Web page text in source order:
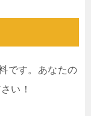
です。あなたの
い！